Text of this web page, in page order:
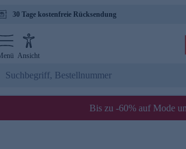
30 Tage kostenfreie Rücksendung
Ansicht
Bis zu -60% auf Mode